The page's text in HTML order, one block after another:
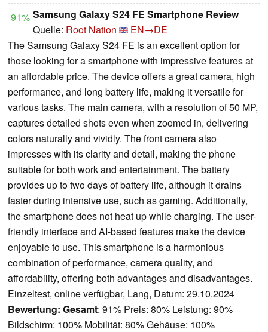
91% Samsung Galaxy S24 FE Smartphone Review
Quelle: Root Nation
EN→DE
The Samsung Galaxy S24 FE is an excellent option for
those looking for a smartphone with impressive features at
an affordable price. The device offers a great camera, high
performance, and long battery life, making it versatile for
various tasks. The main camera, with a resolution of 50 MP,
captures detailed shots even when zoomed in, delivering
colors naturally and vividly. The front camera also
impresses with its clarity and detail, making the phone
suitable for both work and entertainment. The battery
provides up to two days of battery life, although it drains
faster during intensive use, such as gaming. Additionally,
the smartphone does not heat up while charging. The user-
friendly interface and AI-based features make the device
enjoyable to use. This smartphone is a harmonious
combination of performance, camera quality, and
affordability, offering both advantages and disadvantages.
Einzeltest, online verfügbar, Lang, Datum: 29.10.2024
Bewertung: Gesamt: 91% Preis: 80% Leistung: 90%
Bildschirm: 100% Mobilität: 80% Gehäuse: 100%